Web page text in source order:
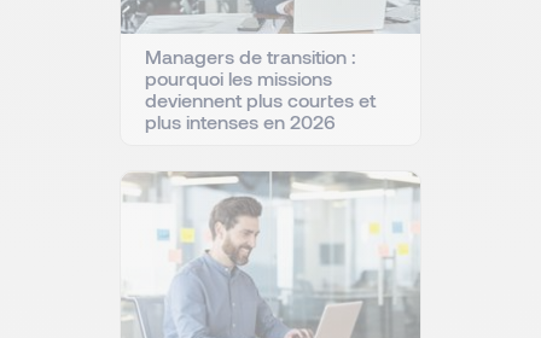
Managers de transition :
pourquoi les missions
deviennent plus courtes et
plus intenses en 2026